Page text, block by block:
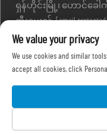
ရှန်ဟိုင်းမြို့၊ ဟောင်ခေ
အီးမေးလ် :[email
တယ်လီဖုန်း :+86-
တယ်လီဖုန်း :
+86-
တယ်လီဖုန်း : +86-
မူပိုင်ခွင့် © ၂၀၂၅၊ ရှန်ဟိုင်း
We value your privacy
We use cookies and similar
accept all cookies, click